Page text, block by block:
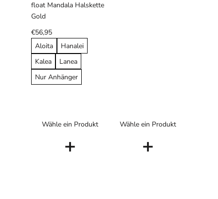
float Mandala Halskette
Gold
€56,95
Aloita
Hanalei
Kalea
Lanea
Nur Anhänger
Wähle ein Produkt
+
Wähle ein Produkt
+